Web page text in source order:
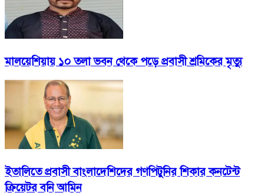
মালয়েশিয়ায় ১০ তলা ভবন থেকে পড়ে প্রবাসী শ্রমিকের মৃত্যু
ইতালিতে প্রবাসী বাংলাদেশিদের গণপিটুনির শিকার কনটেন্ট
ক্রিয়েটর বনি আমিন